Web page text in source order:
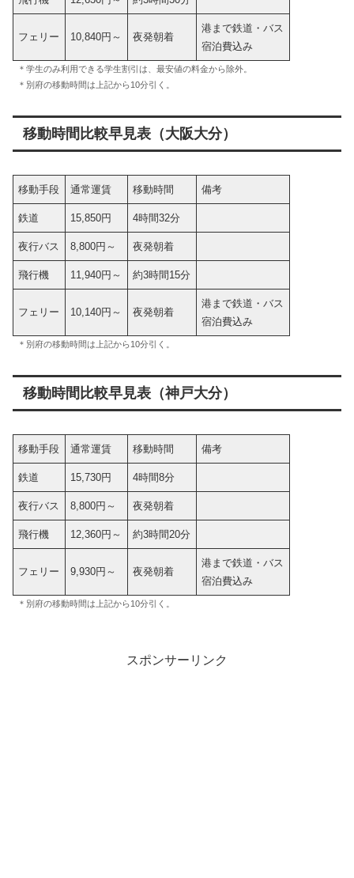
フェリー 10,840円～ 夜発朝着
港まで鉄道・バス
宿泊費込み
＊学生のみ利用できる学生割引は、最安値の料金から除外。
＊別府の移動時間は上記から10分引く。
移動時間比較早見表（大阪大分）
移動手段 通常運賃 移動時間 備考
鉄道 15,850円 4時間32分
夜行バス 8,800円～ 夜発朝着
飛行機 11,940円～ 約3時間15分
フェリー 10,140円～ 夜発朝着
港まで鉄道・バス
宿泊費込み
＊別府の移動時間は上記から10分引く。
移動時間比較早見表（神戸大分）
移動手段 通常運賃 移動時間 備考
鉄道 15,730円 4時間8分
夜行バス 8,800円～ 夜発朝着
飛行機 12,360円～ 約3時間20分
フェリー 9,930円～ 夜発朝着
港まで鉄道・バス
宿泊費込み
＊別府の移動時間は上記から10分引く。
スポンサーリンク